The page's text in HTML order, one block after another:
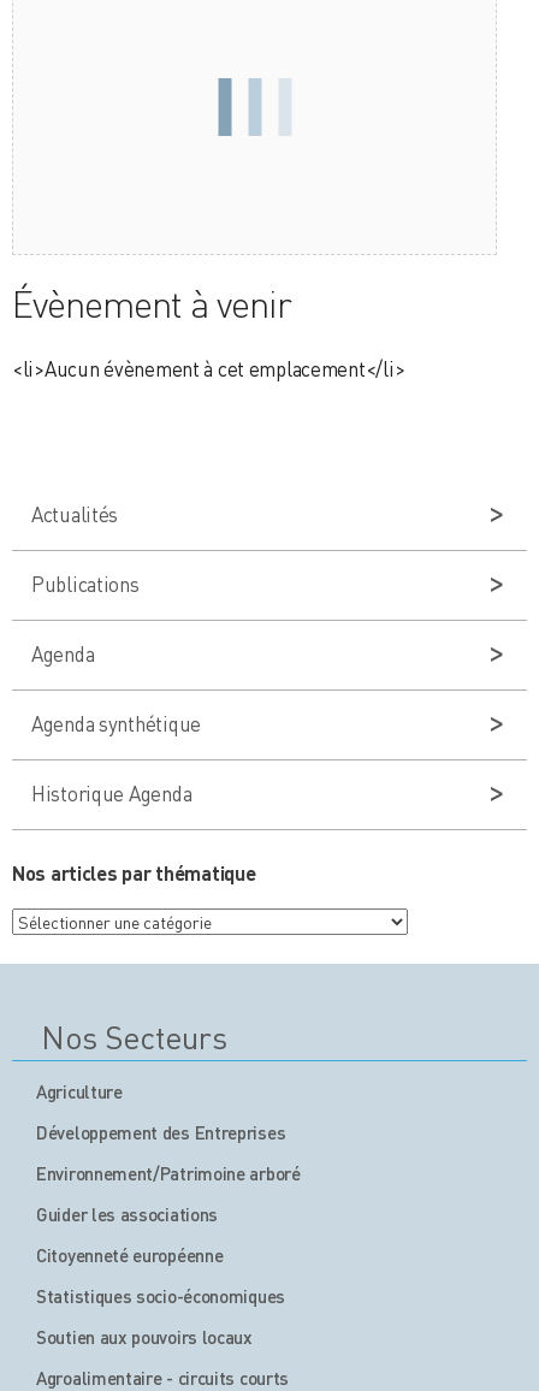
Évènement à venir
<li>Aucun évènement à cet emplacement</li>
Actualités
Publications
Agenda
Agenda synthétique
Historique Agenda
Nos articles par thématique
Nos
articles
Nos Secteurs
Agriculture
Développement des Entreprises
Environnement/Patrimoine arboré
Guider les associations
Citoyenneté européenne
Statistiques socio-économiques
Soutien aux pouvoirs locaux
Agroalimentaire - circuits courts